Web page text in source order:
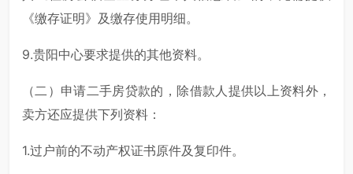
《缴存证明》及缴存使用明细。
9.贵阳中心要求提供的其他资料。
（二）申请二手房贷款的，除借款人提供以上资料外，
卖方还应提供下列资料：
1.过户前的不动产权证书原件及复印件。